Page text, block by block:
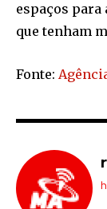
espaços
que tenham
Fonte: